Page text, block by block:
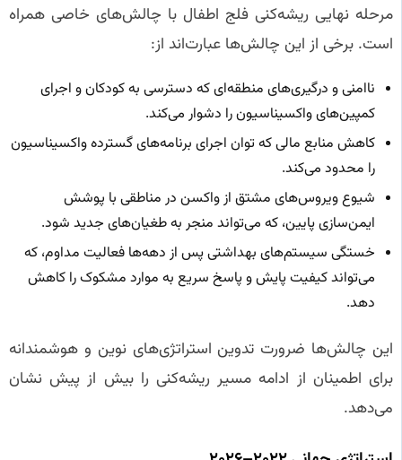
مرحله نهایی ریشه‌کنی فلج اطفال با چالش‌های خاصی همراه
است. برخی از این چالش‌ها عبارت‌اند از:
ناامنی و درگیری‌های منطقه‌ای که دسترسی به کودکان و اجرای
کمپین‌های واکسیناسیون را دشوار می‌کند.
کاهش منابع مالی که توان اجرای برنامه‌های گسترده واکسیناسیون
را محدود می‌کند.
شیوع ویروس‌های مشتق از واکسن در مناطقی با پوشش
ایمن‌سازی پایین، که می‌تواند منجر به طغیان‌های جدید شود.
خستگی سیستم‌های بهداشتی پس از دهه‌ها فعالیت مداوم، که
می‌تواند کیفیت پایش و پاسخ سریع به موارد مشکوک را کاهش
دهد.
این چالش‌ها ضرورت تدوین استراتژی‌های نوین و هوشمندانه
برای اطمینان از ادامه مسیر ریشه‌کنی را بیش از پیش نشان
می‌دهد.